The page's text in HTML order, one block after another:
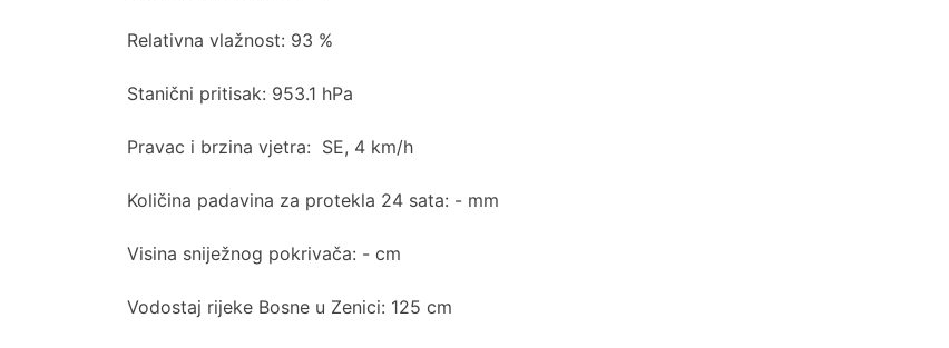
Relativna vlažnost: 93 %
Stanični pritisak: 953.1 hPa
Pravac i brzina vjetra: SE, 4 km/h
Količina padavina za protekla 24 sata: - mm
Visina sniježnog pokrivača: - cm
Vodostaj rijeke Bosne u Zenici: 125 cm